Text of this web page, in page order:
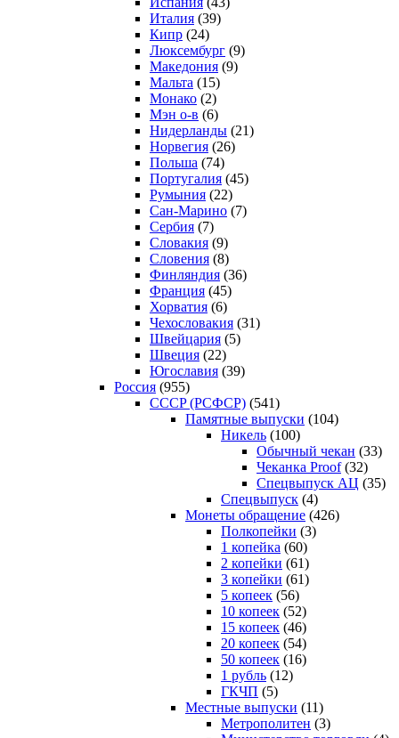
Италия (39)
Кипр (24)
Люксембург (9)
Македония (9)
Мальта (15)
Монако (2)
Мэн о-в (6)
Нидерланды (21)
Норвегия (26)
Польша (74)
Португалия (45)
Румыния (22)
Сан-Марино (7)
Сербия (7)
Словакия (9)
Словения (8)
Финляндия (36)
Франция (45)
Хорватия (6)
Чехословакия (31)
Швейцария (5)
Швеция (22)
Югославия (39)
Россия (955)
CCCP (РСФСР) (541)
Памятные выпуски (104)
Никель (100)
Обычный чекан (33)
Чеканка Proof(32)
Спецвыпуск АЦ (35)
Спецвыпуск (4)
Монеты обращение (426)
Полкопейки (3)
1 копейка (60)
2 копейки (61)
3 копейки (61)
5 копеек (56)
10 копеек (52)
15 копеек (46)
20 копеек (54)
50 копеек (16)
1 рубль (12)
ГКЧП (5)
Местные выпуски (11)
Метрополитен (3)